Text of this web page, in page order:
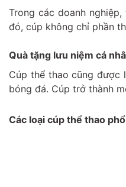
Trong các doanh
đó, cúp không chỉ phần
Quà tặng lưu niệm cá
Cúp thể thao cũng được
bóng đá. Cúp trở thành
Các loại cúp thể thao